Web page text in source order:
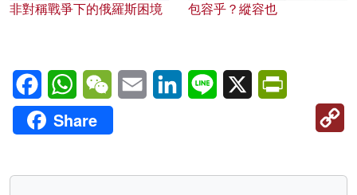
非對稱戰爭下的俄羅斯困境 包容乎？縱容也
FacebookWhatsAppWeChatEmail LinkedInLine X
Share